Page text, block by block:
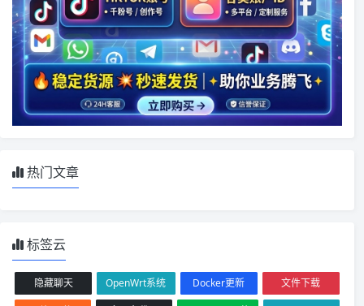
热门文章
标签云
隐藏聊天 OpenWrt系统 Docker更新
文件下载